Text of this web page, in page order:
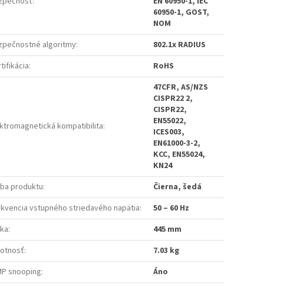
60950-1, GOST,
NOM
algoritmy:
802.1x RADIUS
: RoHS
kompatibilita:
47CFR, AS/NZS
CISPR22 2,
CISPR22,
EN55022,
ICES003,
EN61000-3-2,
KCC, EN55024,
KN24
produktu:
Čierna, šedá
vstupného striedavého napätia:
50 – 60 Hz
:
445 mm
:
7.03 kg
snooping:
Áno